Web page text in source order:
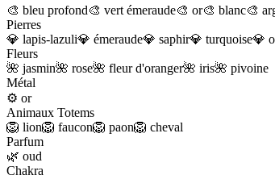
🎨 bleu profond🎨 vert émeraude🎨 or🎨 blanc🎨
Pierres
💎 lapis-lazuli💎 émeraude💎 saphir💎 turquoise💎
Fleurs
🌺 jasmin🌺 rose🌺 fleur d'oranger🌺 iris🌺 pivoine
Métal
⚙️ or
Animaux Totems
🦁 lion🦁 faucon🦁 paon🦁 cheval
Parfum
🌿 oud
Chakra